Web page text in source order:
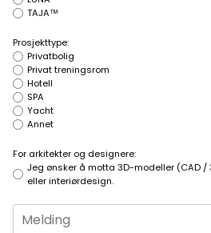
TAJA™
Prosjekttype:
Privatbolig
Privat treningsrom
Hotell
SPA
Yacht
Annet
For arkitekter og designere:
Jeg ønsker å motta 3D-modeller (CAD
eller interiørdesign.